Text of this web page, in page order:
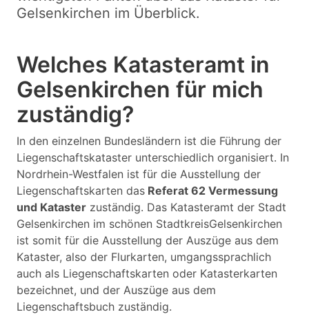
Gelsenkirchen im Überblick.
Welches Katasteramt in
Gelsenkirchen für mich
zuständig?
In den einzelnen Bundesländern ist die Führung der
Liegenschaftskataster unterschiedlich organisiert. In
Nordrhein-Westfalen ist für die Ausstellung der
Liegenschaftskarten das Referat 62 Vermessung
und Kataster zuständig. Das Katasteramt der Stadt
Gelsenkirchen im schönen StadtkreisGelsenkirchen
ist somit für die Ausstellung der Auszüge aus dem
Kataster, also der Flurkarten, umgangssprachlich
auch als Liegenschaftskarten oder Katasterkarten
bezeichnet, und der Auszüge aus dem
Liegenschaftsbuch zuständig.